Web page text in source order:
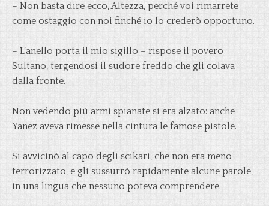
– Non basta dire ecco, Altezza, perché voi rimarrete
come ostaggio con noi finché io lo crederò opportuno.
– L’anello porta il mio sigillo – rispose il povero
Sultano, tergendosi il sudore freddo che gli colava
dalla fronte.
Non vedendo più armi spianate si era alzato: anche
Yanez aveva rimesse nella cintura le famose pistole.
Si avvicinò al capo degli scikari, che non era meno
terrorizzato, e gli sussurrò rapidamente alcune parole,
in una lingua che nessuno poteva comprendere.